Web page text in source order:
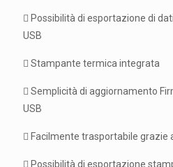
 Possibilità di esportazione di
USB
 Stampante termica integrata
 Semplicità di aggiornamento
USB
 Facilmente trasportabile grazie
 Possibilità di esportazione